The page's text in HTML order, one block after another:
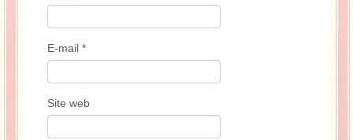
E-mail *
Site web